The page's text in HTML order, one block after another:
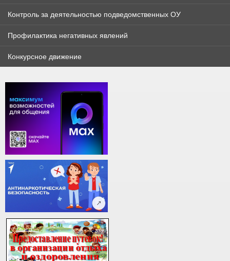
Контроль за деятельностью подведомственных ОУ
Профилактика негативных явлений
Конкурсное движение